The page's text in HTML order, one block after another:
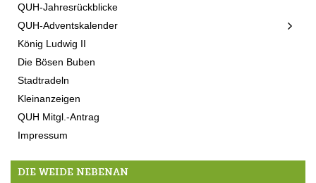
QUH-Jahresrückblicke
QUH-Adventskalender
König Ludwig II
Die Bösen Buben
Stadtradeln
Kleinanzeigen
QUH Mitgl.-Antrag
Impressum
DIE WEIDE NEBENAN